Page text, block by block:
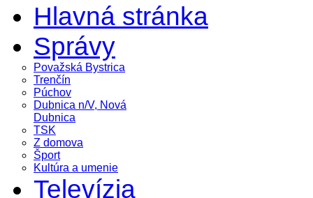
Hlavná stránka
Správy
Považská Bystrica
Trenčín
Púchov
Dubnica n/V, Nová
Dubnica
TSK
Z domova
Šport
Kultúra a umenie
Televízia